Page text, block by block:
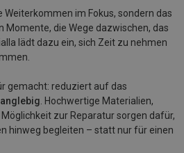
Weiterkommen im Fokus, sondern das
Momente, die Wege dazwischen, das
lädt dazu ein, sich Zeit zu nehmen
gemacht: reduziert auf das
. Hochwertige Materialien,
zur Reparatur sorgen dafür,
hinweg begleiten – statt nur für einen